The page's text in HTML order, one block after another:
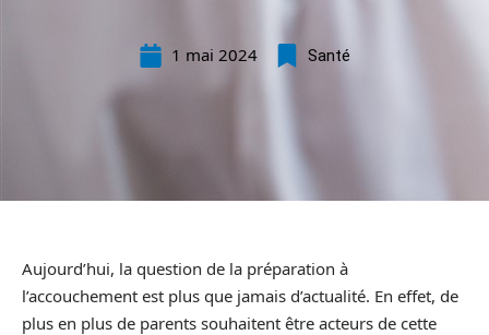
1 mai 2024 Santé
Aujourd’hui, la question de la préparation à
l’accouchement est plus que jamais d’actualité. En effet, de
plus en plus de parents souhaitent être acteurs de cette